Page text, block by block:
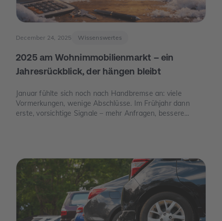
December 24, 2025 Wissenswertes
2025 am Wohnimmobilienmarkt – ein
Jahresrückblick, der hängen bleibt
Januar fühlte sich noch nach Handbremse an: viele
Vormerkungen, wenige Abschlüsse. Im Frühjahr dann
erste, vorsichtige Signale – mehr Anfragen, bessere
mehr „Was ist wirklich möglich?“.